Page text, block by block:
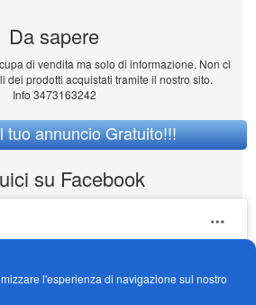
l'esperienza di navigazione sul nostro
Da sapere
di vendita ma solo di informazione. Non ci
dei prodotti acquistati tramite il nostro sito.
Info 3473163242
tuo annuncio Gratuito!!!
su Facebook